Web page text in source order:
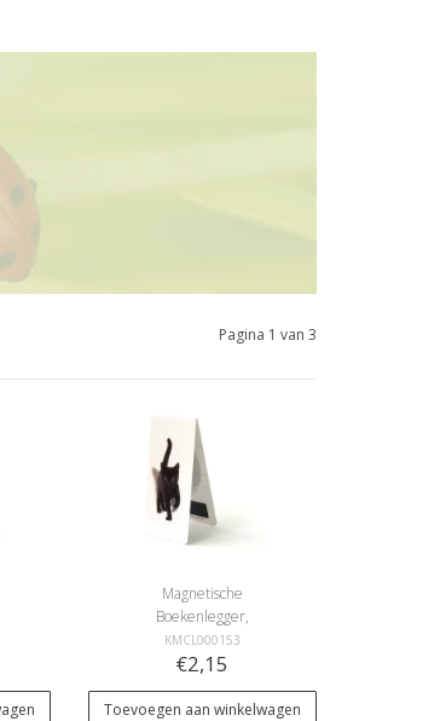
Pagina 1 van 3
Magnetische
Boekenlegger,
Kitten,poesje, zwart
KMCL000153
€2,15
Toevoegen aan winkelwagen